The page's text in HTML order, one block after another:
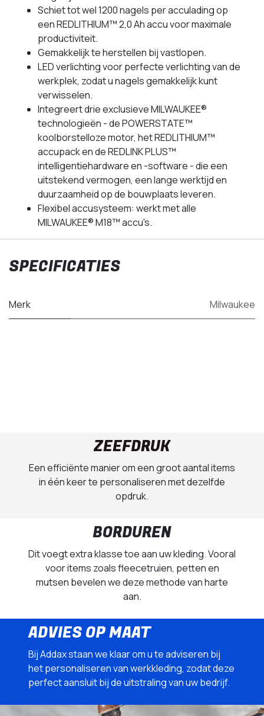
Schiet tot wel 1200 nagels per acculading op
een REDLITHIUM™ 2,0 Ah accu voor maximale
productiviteit.
Gemakkelijk te herstellen bij vastlopen.
LED verlichting voor perfecte verlichting van de
werkplek, zodat u nagels gemakkelijk kunt
verwisselen.
Integreert drie exclusieve MILWAUKEE®
technologieën - de POWERSTATE™
koolborstelloze motor, het REDLITHIUM™
accupack en de REDLINK PLUS™
intelligentiehardware en -software - die een
uitstekend vermogen, een lange werktijd en
duurzaamheid op de bouwplaats leveren.
Flexibel accusysteem: werkt met alle
MILWAUKEE® M18™ accu's.
SPECIFICATIES
Merk Milwaukee
ZEEFDRUK
Een efficiënte manier om een groot aantal items
in één keer te personaliseren met dezelfde
opdruk.
BORDUREN
Dit voegt extra klasse toe aan uw kleding. Vooral
voor items zoals fleecetruien, petten en
mutsen bevelen we deze methode van harte
aan.
ADVIES OP MAAT
Bij Addax staan we klaar om u te adviseren bij
het personaliseren van werkkleding, zodat deze
perfect aansluit bij de uitstraling van uw bedrijf.